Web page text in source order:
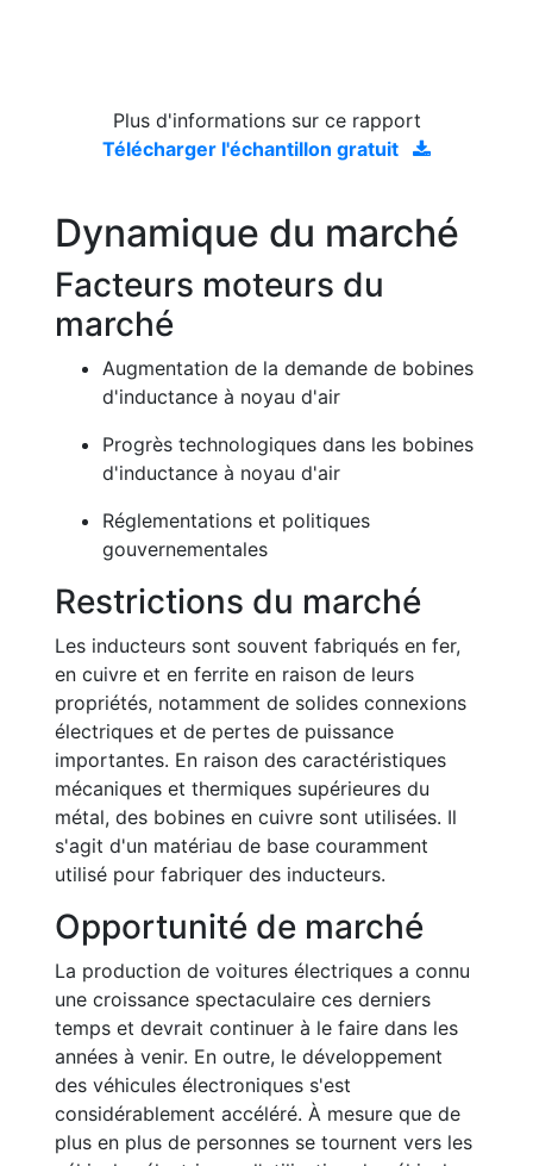
Plus d'informations sur ce rapport
Télécharger l'échantillon gratuit
Dynamique du marché
Facteurs moteurs du
marché
Augmentation de la demande de bobines
d'inductance à noyau d'air
Progrès technologiques dans les bobines
d'inductance à noyau d'air
Réglementations et politiques
gouvernementales
Restrictions du marché
Les inducteurs sont souvent fabriqués en fer,
en cuivre et en ferrite en raison de leurs
propriétés, notamment de solides connexions
électriques et de pertes de puissance
importantes. En raison des caractéristiques
mécaniques et thermiques supérieures du
métal, des bobines en cuivre sont utilisées. Il
s'agit d'un matériau de base couramment
utilisé pour fabriquer des inducteurs.
Opportunité de marché
La production de voitures électriques a connu
une croissance spectaculaire ces derniers
temps et devrait continuer à le faire dans les
années à venir. En outre, le développement
des véhicules électroniques s'est
considérablement accéléré. À mesure que de
plus en plus de personnes se tournent vers les